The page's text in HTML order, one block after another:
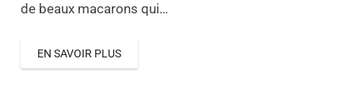
de beaux macarons qui…
EN SAVOIR PLUS